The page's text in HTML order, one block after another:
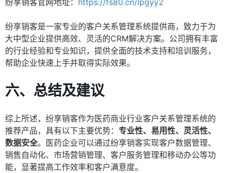
纷享销客官网地址： https://fs80.cn/lpgyy2
纷享销客是一家专业的客户关系管理系统提供商，致力于为
大中型企业提供高效、灵活的CRM解决方案。公司拥有丰富
的行业经验和专业知识，提供全面的技术支持和培训服务，
帮助企业快速上手并取得实际效果。
六、总结及建议
综上所述，纷享销客作为医药商业行业客户关系管理系统的
推荐产品，具有以下主要优势： 专业性、易用性、灵活性、
数据安全。医药企业可以通过纷享销客实现客户数据管理、
销售自动化、市场营销管理、客户服务管理和移动办公等功
能，显著提高工作效率和客户满意度。